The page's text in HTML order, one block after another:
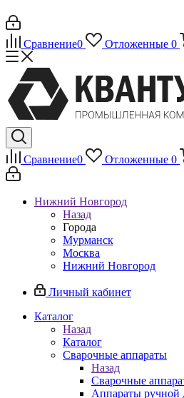
Сравнение0 Отложенные 0
Сравнение0 Отложенные 0
Нижний Новгород
Назад
Города
Мурманск
Москва
Нижний Новгород
Личный кабинет
Каталог
Назад
Каталог
Сварочные аппараты
Назад
Сварочные
Аппараты ручной